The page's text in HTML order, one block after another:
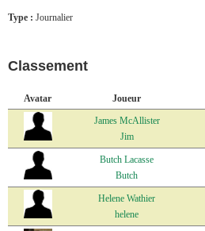
Type : Journalier
Classement
Avatar Joueur
James McAllister
Jim
Butch Lacasse
Butch
Helene Wathier
helene